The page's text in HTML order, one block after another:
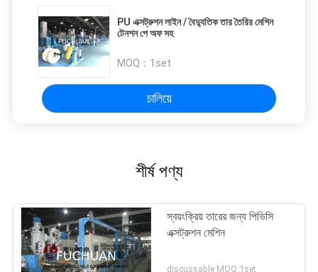
PU এক্সট্রুশন লাইন / বৈদ্যুতিক তার তৈরির মেশিন
টেনশন পে অফ সহ
MOQ： 1set
চালিয়ে
শীর্ষ পণ্য
স্বয়ংক্রিয় তারের জন্য পিভিসি
এক্সট্রুশন মেশিন
discussable MOQ:1set